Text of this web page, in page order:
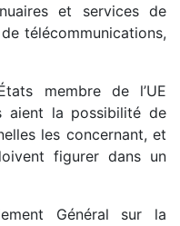
et services de
télécommunications,
membre de l’UE
aient la possibilité de
les concernant, et
figurer dans un
Général sur la